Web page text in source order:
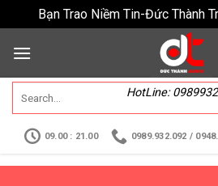
Bạn Trao Niềm Tin-Đức Thành
HotLine:
09.00 : 21.00 0989.932.092 /